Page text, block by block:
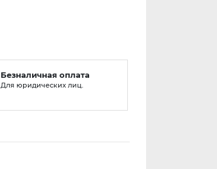
Безналичная оплата
Для юридических лиц.